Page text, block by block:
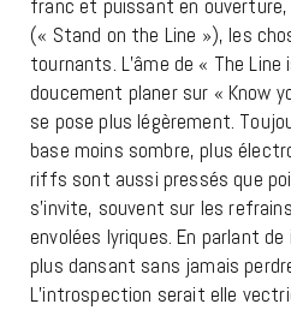
franc et puissant en
(« Stand on the Line »), les
tournants. L’âme de « The Line
doucement planer sur « Know
se pose plus légèrement.
base moins sombre, plus
riffs sont aussi pressés que
s’invite, souvent sur les
envolées lyriques. En parlant
plus dansant sans jamais
L’introspection serait elle